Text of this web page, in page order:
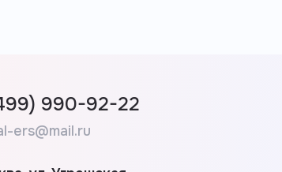
990-92-22
ers@mail.ru